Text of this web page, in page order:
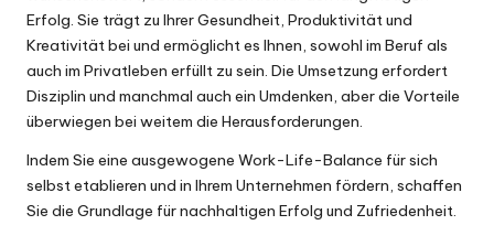
Erfolg. Sie trägt zu Ihrer Gesundheit, Produktivität und
Kreativität bei und ermöglicht es Ihnen, sowohl im Beruf als
auch im Privatleben erfüllt zu sein. Die Umsetzung erfordert
Disziplin und manchmal auch ein Umdenken, aber die Vorteile
überwiegen bei weitem die Herausforderungen.
Indem Sie eine ausgewogene Work-Life-Balance für sich
selbst etablieren und in Ihrem Unternehmen fördern, schaffen
Sie die Grundlage für nachhaltigen Erfolg und Zufriedenheit.